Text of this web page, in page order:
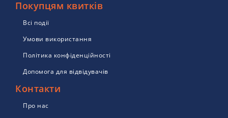
Покупцям квитків
Всі події
Умови використання
Політика конфіденційності
Допомога для відвідувачів
Контакти
Про нас